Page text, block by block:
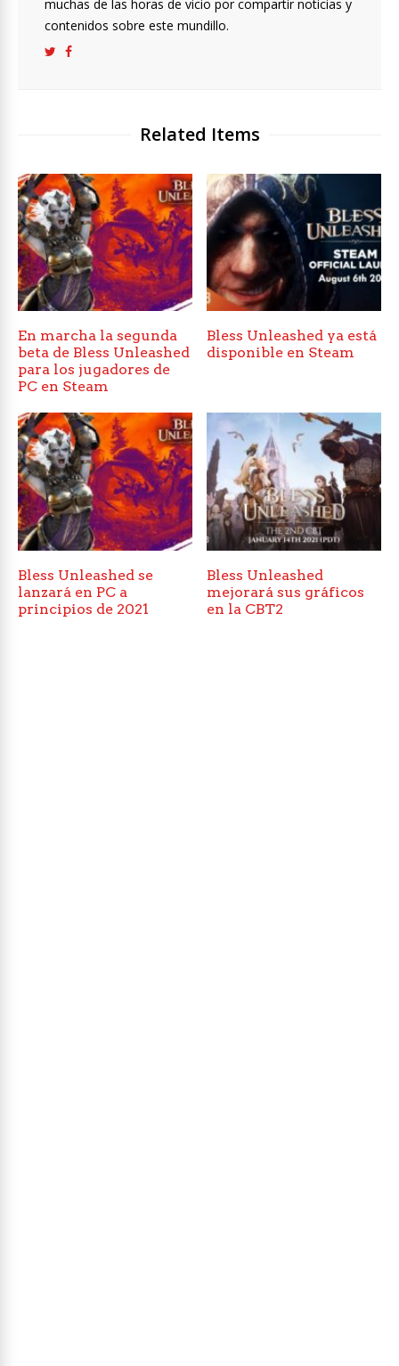
muchas de las horas de vicio por compartir noticias y
contenidos sobre este mundillo.
Related Items
En marcha la segunda
beta de Bless Unleashed
para los jugadores de
PC en Steam
Bless Unleashed ya está
disponible en Steam
Bless Unleashed se
lanzará en PC a
principios de 2021
Bless Unleashed
mejorará sus gráficos
en la CBT2